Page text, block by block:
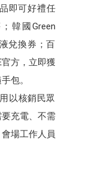
即可好禮任
韓國Green
兌換券；百
方，立即獲
包。
以核銷民眾
充電、不需
場工作人員